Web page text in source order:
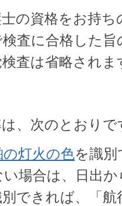
の資格をお持ち
査に合格した
査は省略されま
、次のとおりで
の灯火の色を識
場合は、日出
別できれば、「